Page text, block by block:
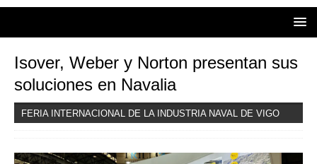
Isover, Weber y Norton presentan sus
soluciones en Navalia
FERIA INTERNACIONAL DE LA INDUSTRIA NAVAL DE VIGO